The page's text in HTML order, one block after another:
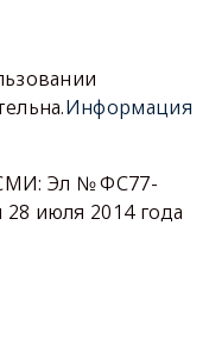
Информация
Эл № ФС77-
июля 2014 года